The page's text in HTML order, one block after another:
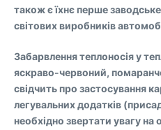
також є їхнє перше
світових виробників
Забарвлення теплоносія у
яскраво-червоний,
свідчить про застосування
легувальних додатків
необхідно звертати увагу на